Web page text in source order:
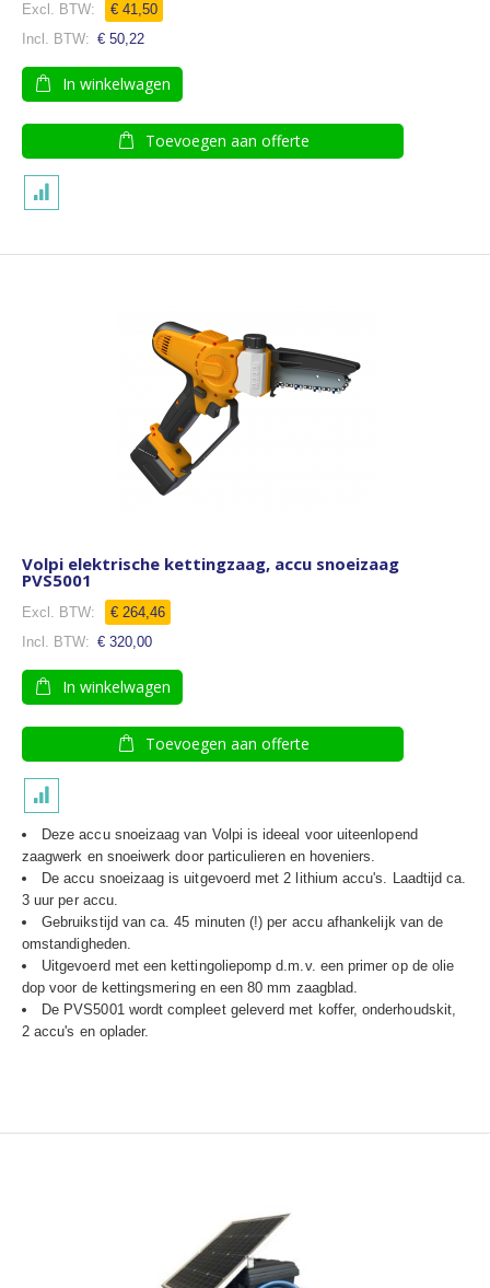
€ 41,50
€ 50,22
In winkelwagen
Toevoegen aan offerte
Volpi elektrische kettingzaag, accu snoeizaag
PVS5001
€ 264,46
€ 320,00
In winkelwagen
Toevoegen aan offerte
Deze accu snoeizaag van Volpi is ideeal voor uiteenlopend
zaagwerk en snoeiwerk door particulieren en hoveniers.
De accu snoeizaag is uitgevoerd met 2 lithium accu's. Laadtijd ca.
3 uur per accu.
Gebruikstijd van ca. 45 minuten (!) per accu afhankelijk van de
omstandigheden.
Uitgevoerd met een kettingoliepomp d.m.v. een primer op de olie
dop voor de kettingsmering en een 80 mm zaagblad.
De PVS5001 wordt compleet geleverd met koffer, onderhoudskit,
2 accu's en oplader.